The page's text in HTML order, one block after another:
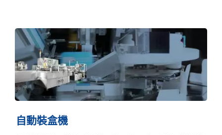
的全自動包裝機解決方案。針對不同產品尺寸與包裝需
求，可調整包裝長度、搭配印刷電眼、打印機、供料輸
送帶等週邊設備，打造適合各種產線流程的客製化配
置。我們的枕式封口包裝機已成功導入眾多客戶現場，
包裝細緻的工字型封口線與包裝的高度貼合性獲得滿意
的回饋，不只如此更協助客戶提升包裝一致性、減少人
工成本、優化整體生產效能，是產線再升級的選擇之
一。若想進一步查看更多各式枕式包裝機型詳情，請點
自動裝盒機